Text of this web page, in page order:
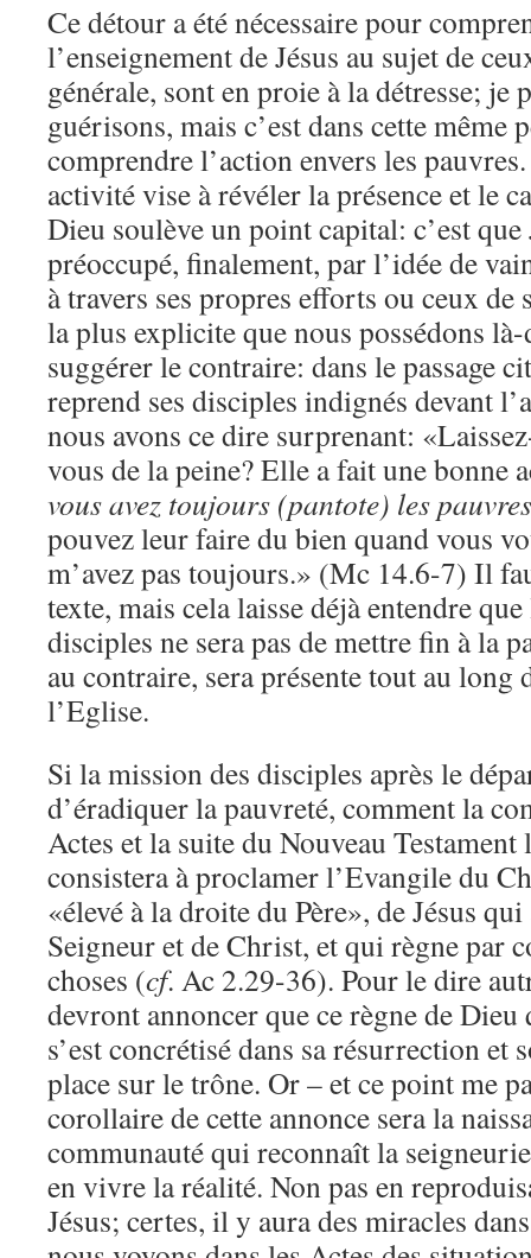
Ce détour a été nécessaire pour
l’enseignement de Jésus au sujet de
générale, sont en proie à la détresse; je
guérisons, mais c’est dans cette même
comprendre l’action envers les
activité vise à révéler la présence et le
Dieu soulève un point capital: c’est que
préoccupé, finalement, par l’idée de
à travers ses propres efforts ou ceux de
la plus explicite que nous possédons là-
suggérer le contraire: dans le passage
reprend ses disciples indignés devant
nous avons ce dire surprenant:
vous de la peine? Elle a fait une bonne
vous avez toujours (pantote) les
pouvez leur faire du bien quand vous
m’avez pas toujours.» (Mc 14.6-7) Il
texte, mais cela laisse déjà entendre
disciples ne sera pas de mettre fin à la
au contraire, sera présente tout au long
l’Eglise.
Si la mission des disciples après le
d’éradiquer la pauvreté, comment la
Actes et la suite du Nouveau
consistera à proclamer l’Evangile du
«élevé à la droite du Père», de Jésus
Seigneur et de Christ, et qui règne par
choses (cf. Ac 2.29-36). Pour le dire
devront annoncer que ce règne de Dieu
s’est concrétisé dans sa résurrection et
place sur le trône. Or – et ce point me
corollaire de cette annonce sera la
communauté qui reconnaît la
en vivre la réalité. Non pas en
Jésus; certes, il y aura des miracles